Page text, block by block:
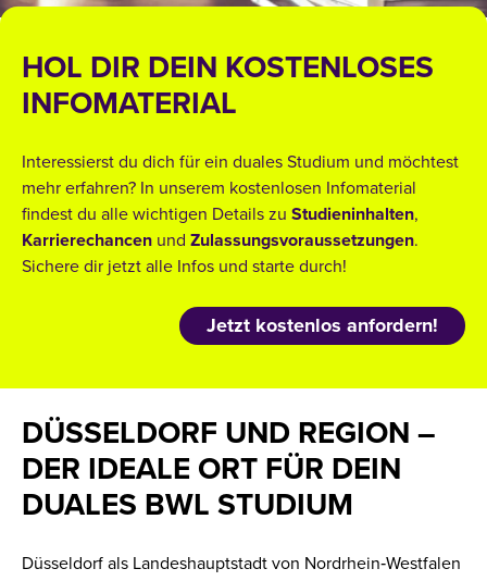
HOL DIR DEIN KOSTENLOSES
INFOMATERIAL
Interessierst du dich für ein duales Studium und möchtest
mehr erfahren? In unserem kostenlosen Infomaterial
findest du alle wichtigen Details zu Studieninhalten,
Karrierechancen und Zulassungsvoraussetzungen.
Sichere dir jetzt alle Infos und starte durch!
Jetzt kostenlos anfordern!
DÜSSELDORF UND REGION –
DER IDEALE ORT FÜR DEIN
DUALES BWL STUDIUM
Düsseldorf als Landeshauptstadt von Nordrhein‑Westfalen